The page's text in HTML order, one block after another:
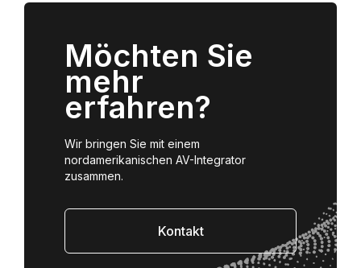
Möchten Sie
mehr
erfahren?
Wir bringen Sie mit einem
nordamerikanischen AV-Integrator
zusammen.
Kontakt